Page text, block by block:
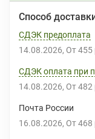
Способ
СДЭК предоплата
14.08.2026 От
СДЭК оплата при
14.08.2026 От
Почта России
16.08.2026 От